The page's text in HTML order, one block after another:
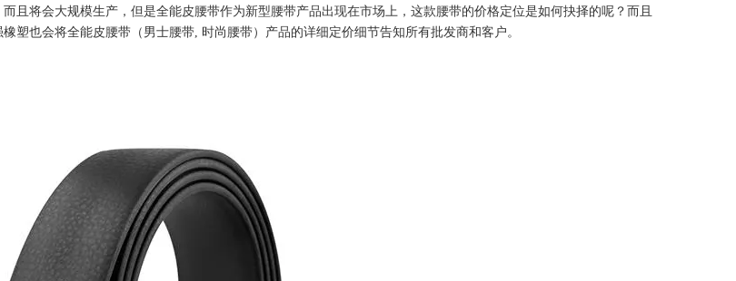
且将会大规模生产，但是全能皮腰带作为新型腰带产品出现在市场上，这款腰带的价格定位是如何抉择的呢？而且
塑也会将全能皮腰带（男士腰带, 时尚腰带）产品的详细定价细节告知所有批发商和客户。